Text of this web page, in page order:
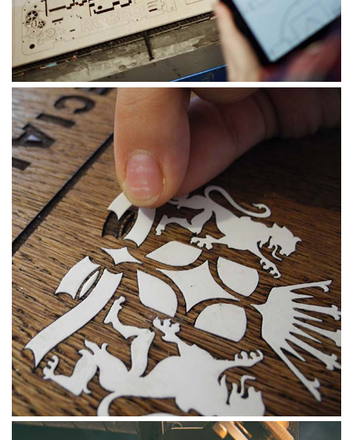
PET-G
Policarbonat Compact
Transparent
Produs Configurabil